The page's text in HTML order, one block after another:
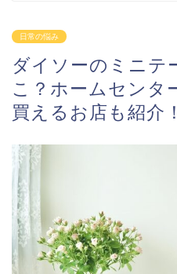
日常の悩み
ダイソーのミニテ
こ？ホームセンタ
買えるお店も紹介！